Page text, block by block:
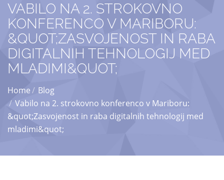
VABILO NA 2. STROKOVNO
KONFERENCO V MARIBORU:
&QUOT;ZASVOJENOST IN RABA
DIGITALNIH TEHNOLOGIJ MED
MLADIMI&QUOT;
Home
Blog
Vabilo na 2. strokovno konferenco v Mariboru:
&quot;Zasvojenost in raba digitalnih tehnologij med
mladimi&quot;